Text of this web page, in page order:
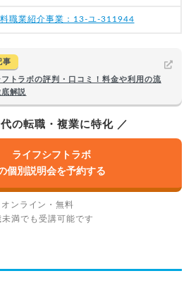
職業紹介事業：13-ユ-311944
事
フトラボの評判・口コミ！料金や利用の流
解説
の転職・複業に特化 ／
ライフシフトラボ
個別説明会を予約する
ンライン・無料
満でも受講可能です